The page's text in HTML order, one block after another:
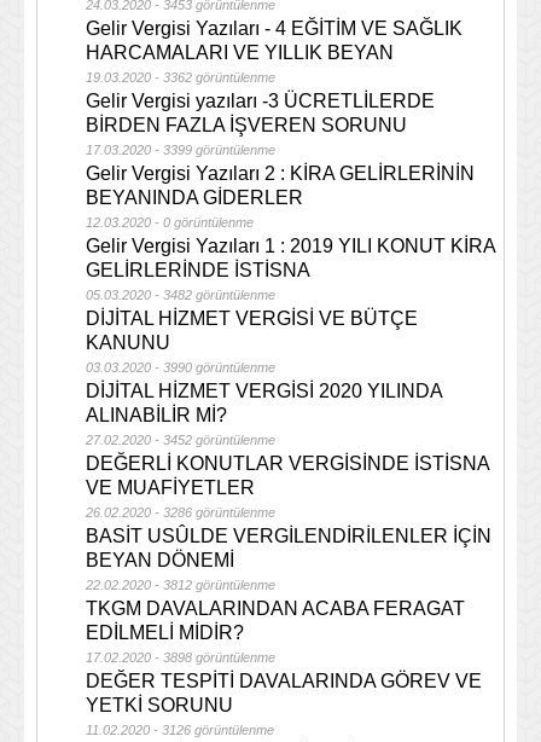
24.03.2020 - 3453 görüntülenme
Gelir Vergisi Yazıları - 4 EĞİTİM VE SAĞLIK
HARCAMALARI VE YILLIK BEYAN
19.03.2020 - 3362 görüntülenme
Gelir Vergisi yazıları -3 ÜCRETLİLERDE
BİRDEN FAZLA İŞVEREN SORUNU
17.03.2020 - 3399 görüntülenme
Gelir Vergisi Yazıları 2 : KİRA GELİRLERİNİN
BEYANINDA GİDERLER
12.03.2020 - 0 görüntülenme
Gelir Vergisi Yazıları 1 : 2019 YILI KONUT KİRA
GELİRLERİNDE İSTİSNA
05.03.2020 - 3482 görüntülenme
DİJİTAL HİZMET VERGİSİ VE BÜTÇE
KANUNU
03.03.2020 - 3990 görüntülenme
DİJİTAL HİZMET VERGİSİ 2020 YILINDA
ALINABİLİR Mİ?
27.02.2020 - 3452 görüntülenme
DEĞERLİ KONUTLAR VERGİSİNDE İSTİSNA
VE MUAFİYETLER
26.02.2020 - 3286 görüntülenme
BASİT USÛLDE VERGİLENDİRİLENLER İÇİN
BEYAN DÖNEMİ
22.02.2020 - 3812 görüntülenme
TKGM DAVALARINDAN ACABA FERAGAT
EDİLMELİ MİDİR?
17.02.2020 - 3898 görüntülenme
DEĞER TESPİTİ DAVALARINDA GÖREV VE
YETKİ SORUNU
11.02.2020 - 3126 görüntülenme